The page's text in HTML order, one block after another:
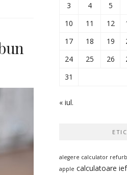
3
4 5
10
11 12
17
18 19
24
25 26
31
« iul.
alegere calculator
apple calculatoare